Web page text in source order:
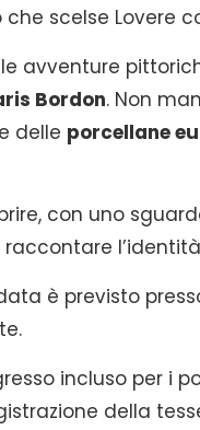
scelse Lovere
avventure
Bordon. Non
delle porcellane
con uno
è previsto
incluso per i
della